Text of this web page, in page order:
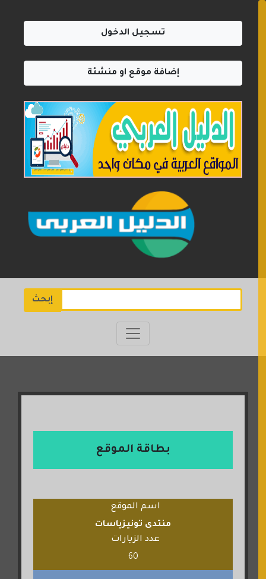
تسجيل الدخول
إضافة موقع او منشئة
إبحث
بطاقة الموقع
اسم الموقع
منتدى تونيزياسات
عدد الزيارات
60